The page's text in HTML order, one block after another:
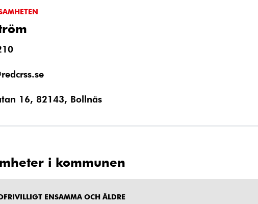
16, 82143, Bollnäs
i kommunen
ENSAMMA OCH ÄLDRE